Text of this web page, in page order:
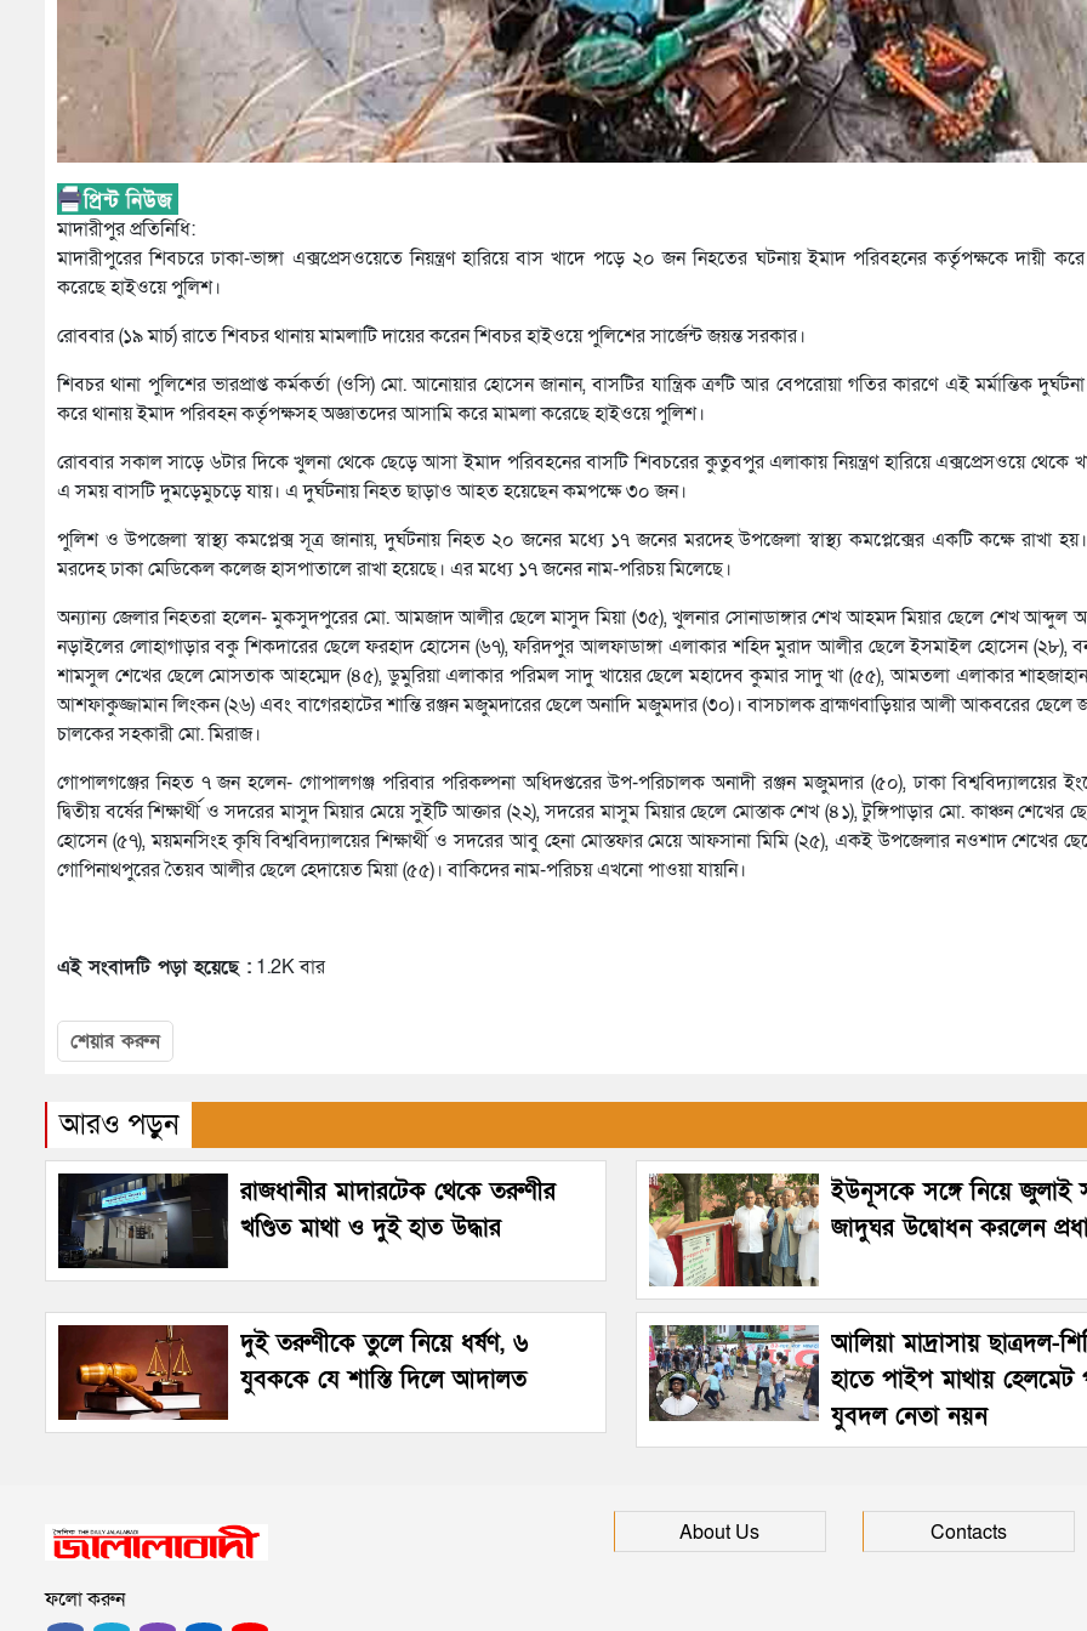
মাদারীপুর প্রতিনিধি:
মাদারীপুরের শিবচরে ঢাকা-ভাঙ্গা এক্সপ্রেসওয়েতে নিয়ন্ত্রণ হারিয়ে বাস খাদে পড়ে ২০ জন নিহতের ঘটনায় ইমাদ পরিবহনের কর্তৃপক্ষকে দায়ী
করেছে হাইওয়ে পুলিশ।
রোববার (১৯ মার্চ) রাতে শিবচর থানায় মামলাটি দায়ের করেন শিবচর হাইওয়ে পুলিশের সার্জেন্ট জয়ন্ত সরকার।
শিবচর থানা পুলিশের ভারপ্রাপ্ত কর্মকর্তা (ওসি) মো. আনোয়ার হোসেন জানান, বাসটির যান্ত্রিক ত্রুটি আর বেপরোয়া গতির কারণে এই মর্মান্তিক
করে থানায় ইমাদ পরিবহন কর্তৃপক্ষসহ অজ্ঞাতদের আসামি করে মামলা করেছে হাইওয়ে পুলিশ।
রোববার সকাল সাড়ে ৬টার দিকে খুলনা থেকে ছেড়ে আসা ইমাদ পরিবহনের বাসটি শিবচরের কুতুবপুর এলাকায় নিয়ন্ত্রণ হারিয়ে এক্সপ্রেসওয়ে থেকে
এ সময় বাসটি দুমড়েমুচড়ে যায়। এ দুর্ঘটনায় নিহত ছাড়াও আহত হয়েছেন কমপক্ষে ৩০ জন।
পুলিশ ও উপজেলা স্বাস্থ্য কমপ্লেক্স সূত্র জানায়, দুর্ঘটনায় নিহত ২০ জনের মধ্যে ১৭ জনের মরদেহ উপজেলা স্বাস্থ্য কমপ্লেক্সের একটি কক্ষে রাখা
মরদেহ ঢাকা মেডিকেল কলেজ হাসপাতালে রাখা হয়েছে। এর মধ্যে ১৭ জনের নাম-পরিচয় মিলেছে।
অন্যান্য জেলার নিহতরা হলেন- মুকসুদপুরের মো. আমজাদ আলীর ছেলে মাসুদ মিয়া (৩৫), খুলনার সোনাডাঙ্গার শেখ আহমদ মিয়ার ছেলে শেখ আব্দুল
নড়াইলের লোহাগাড়ার বকু শিকদারের ছেলে ফরহাদ হোসেন (৬৭), ফরিদপুর আলফাডাঙ্গা এলাকার শহিদ মুরাদ আলীর ছেলে ইসমাইল হোসেন (২৮),
শামসুল শেখের ছেলে মোসতাক আহম্মেদ (৪৫), ডুমুরিয়া এলাকার পরিমল সাদু খায়ের ছেলে মহাদেব কুমার সাদু খা (৫৫), আমতলা এলাকার শাহজাহান
আশফাকুজ্জামান লিংকন (২৬) এবং বাগেরহাটের শান্তি রঞ্জন মজুমদারের ছেলে অনাদি মজুমদার (৩০)। বাসচালক ব্রাহ্মণবাড়িয়ার আলী আকবরের ছেলে
চালকের সহকারী মো. মিরাজ।
গোপালগঞ্জের নিহত ৭ জন হলেন- গোপালগঞ্জ পরিবার পরিকল্পনা অধিদপ্তরের উপ-পরিচালক অনাদী রঞ্জন মজুমদার (৫০), ঢাকা বিশ্ববিদ্যালয়ের
দ্বিতীয় বর্ষের শিক্ষার্থী ও সদরের মাসুদ মিয়ার মেয়ে সুইটি আক্তার (২২), সদরের মাসুম মিয়ার ছেলে মোস্তাক শেখ (৪১), টুঙ্গিপাড়ার মো. কাঞ্চন শেখের
হোসেন (৫৭), ময়মনসিংহ কৃষি বিশ্ববিদ্যালয়ের শিক্ষার্থী ও সদরের আবু হেনা মোস্তফার মেয়ে আফসানা মিমি (২৫), একই উপজেলার নওশাদ শেখের
গোপিনাথপুরের তৈয়ব আলীর ছেলে হেদায়েত মিয়া (৫৫)। বাকিদের নাম-পরিচয় এখনো পাওয়া যায়নি।
এই সংবাদটি পড়া হয়েছে : 1.2K বার
শেয়ার করুন
আরও পড়ুন
রাজধানীর মাদারটেক থেকে তরুণীর
খণ্ডিত মাথা ও দুই হাত উদ্ধার
ইউনূসকে সঙ্গে নিয়ে জুলাই
জাদুঘর উদ্বোধন করলেন
দুই তরুণীকে তুলে নিয়ে ধর্ষণ, ৬
যুবককে যে শাস্তি দিলে আদালত
আলিয়া মাদ্রাসায় ছাত্রদল-
হাতে পাইপ মাথায় হেলমেট
যুবদল নেতা নয়ন
ফলো করুন
About Us Contacts